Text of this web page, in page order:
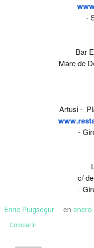
-
Bar
Mare de
Artusi -
-
c/
-
Enric Puigsegur enenero
Compartir